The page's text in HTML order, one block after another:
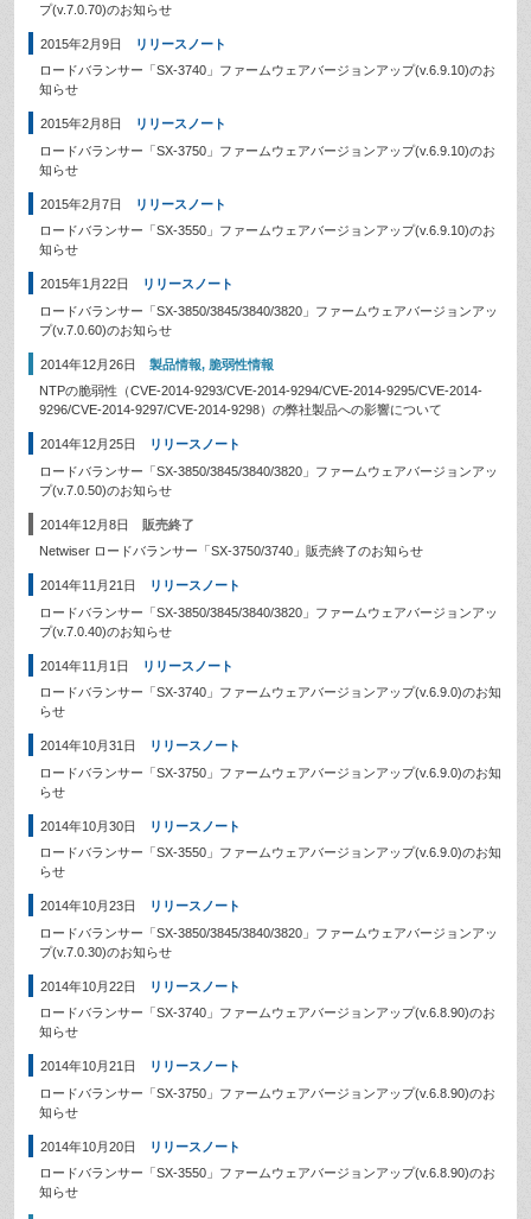
プ(v.7.0.70)のお知らせ
2015年2月9日
リリースノート
ロードバランサー「SX-3740」ファームウェアバージョンアップ(v.6.9.10)のお
知らせ
2015年2月8日
リリースノート
ロードバランサー「SX-3750」ファームウェアバージョンアップ(v.6.9.10)のお
知らせ
2015年2月7日
リリースノート
ロードバランサー「SX-3550」ファームウェアバージョンアップ(v.6.9.10)のお
知らせ
2015年1月22日
リリースノート
ロードバランサー「SX-3850/3845/3840/3820」ファームウェアバージョンアッ
プ(v.7.0.60)のお知らせ
2014年12月26日 製品情報, 脆弱性情報
NTPの脆弱性（CVE-2014-9293/CVE-2014-9294/CVE-2014-9295/CVE-2014-
9296/CVE-2014-9297/CVE-2014-9298）の弊社製品への影響について
2014年12月25日
リリースノート
ロードバランサー「SX-3850/3845/3840/3820」ファームウェアバージョンアッ
プ(v.7.0.50)のお知らせ
2014年12月8日
販売終了
Netwiser ロードバランサー「SX-3750/3740」販売終了のお知らせ
2014年11月21日
リリースノート
ロードバランサー「SX-3850/3845/3840/3820」ファームウェアバージョンアッ
プ(v.7.0.40)のお知らせ
2014年11月1日
リリースノート
ロードバランサー「SX-3740」ファームウェアバージョンアップ(v.6.9.0)のお知
らせ
2014年10月31日
リリースノート
ロードバランサー「SX-3750」ファームウェアバージョンアップ(v.6.9.0)のお知
らせ
2014年10月30日
リリースノート
ロードバランサー「SX-3550」ファームウェアバージョンアップ(v.6.9.0)のお知
らせ
2014年10月23日
リリースノート
ロードバランサー「SX-3850/3845/3840/3820」ファームウェアバージョンアッ
プ(v.7.0.30)のお知らせ
2014年10月22日
リリースノート
ロードバランサー「SX-3740」ファームウェアバージョンアップ(v.6.8.90)のお
知らせ
2014年10月21日
リリースノート
ロードバランサー「SX-3750」ファームウェアバージョンアップ(v.6.8.90)のお
知らせ
2014年10月20日
リリースノート
ロードバランサー「SX-3550」ファームウェアバージョンアップ(v.6.8.90)のお
知らせ